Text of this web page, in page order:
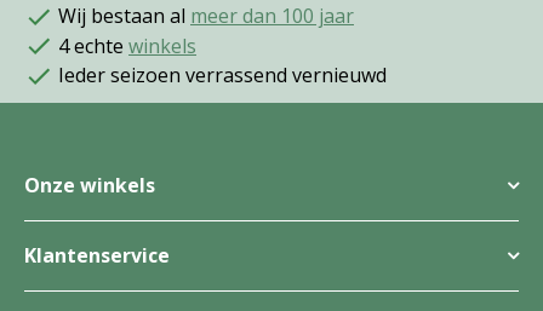
Wij bestaan al meer dan 100 jaar
4 echte winkels
Ieder seizoen verrassend vernieuwd
Onze winkels
Klantenservice